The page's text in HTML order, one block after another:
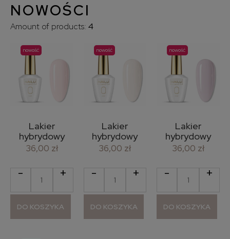
NOWOŚCI
Amount of products: 4
Lakier
hybrydowy
#762 So
36,00 zł
- +
DO KOSZYKA
nowość
Lakier
hybrydowy
#763 Need It
36,00 zł
- +
DO KOSZYKA
nowość
Lakier
hybrydowy
#764
36,00 zł
- +
DO KOSZYKA
nowość